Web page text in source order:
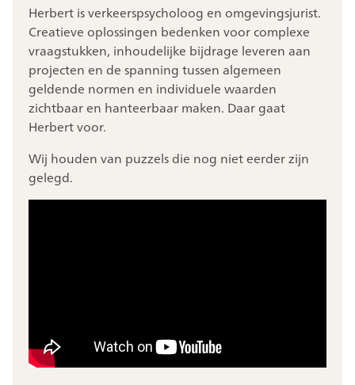
Herbert is verkeerspsycholoog en omgevingsjurist.
Creatieve oplossingen bedenken voor complexe
vraagstukken, inhoudelijke bijdrage leveren aan
projecten en de spanning tussen algemeen
geldende normen en individuele waarden
zichtbaar en hanteerbaar maken. Daar gaat
Herbert voor.
Wij houden van puzzels die nog niet eerder zijn
gelegd.